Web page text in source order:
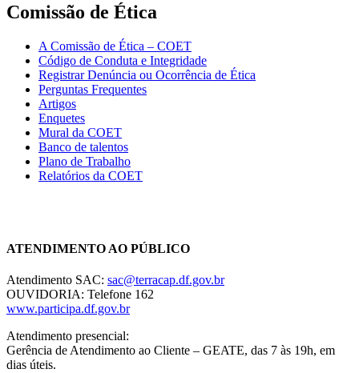
Comissão de Ética
A Comissão de Ética – COET
Código de Conduta e Integridade
Registrar Denúncia ou Ocorrência de Ética
Perguntas Frequentes
Artigos
Enquetes
Mural da COET
Banco de talentos
Plano de Trabalho
Relatórios da COET
ATENDIMENTO AO PÚBLICO
Atendimento SAC: sac@terracap.df.gov.br
OUVIDORIA: Telefone 162
www.participa.df.gov.br
Atendimento presencial:
Gerência de Atendimento ao Cliente – GEATE, das 7 às 19h, em
dias úteis.